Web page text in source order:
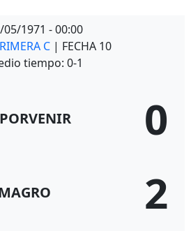
05/1971 - 00:00
C | FECHA 10
tiempo: 0-1
0
2